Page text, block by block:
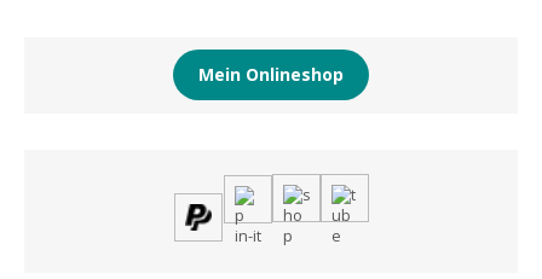
Mein Onlineshop